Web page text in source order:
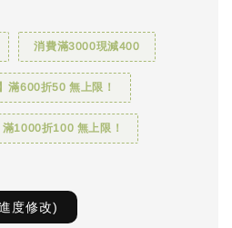
消費滿3000現減400
滿600折50 無上限！
1000折100 無上限！
度修改)